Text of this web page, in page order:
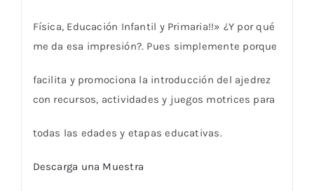
Física, Educación Infantil y Primaria!!» ¿Y por qué
me da esa impresión?. Pues simplemente porque
facilita y promociona la introducción del ajedrez
con recursos, actividades y juegos motrices para
todas las edades y etapas educativas.
Descarga una Muestra